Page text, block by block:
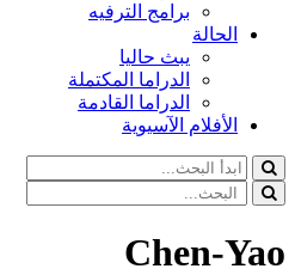
برامج الترفيه
الحالة
يبث حاليا
الدراما المكتملة
الدراما القادمة
الأفلام الآسيوية
Chen-Yao